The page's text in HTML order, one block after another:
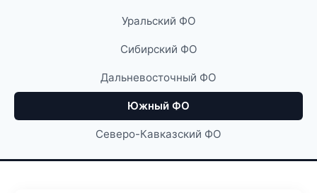
Уральский ФО
Сибирский ФО
Дальневосточный ФО
Южный ФО
Северо-Кавказский ФО